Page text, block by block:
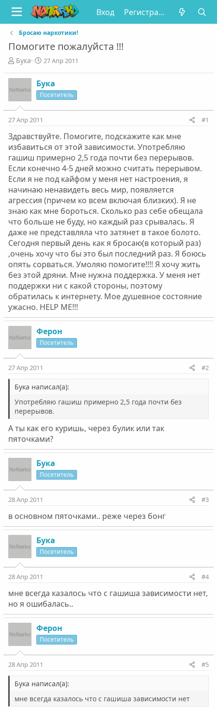
Вход Регистрация
Бросаю наркотики!
Помогите пожалуйста !!!
А
т
о
т
м
ы
Бука
Д
а
н
л
а
27 Апр 2011
Бука
Посетитель
27 Апр 2011 #1
Здравствуйте. Помогите, подскажите как мне
избавиться от этой зависимости. Употребляю
гашиш примерно 2,5 года почти без перерывов.
Если конечно 4-5 дней можно считать перерывом.
Если я не под кайфом у меня нет настроения, я
начинаю ненавидеть весь мир, появляется
агрессия (причем ко всем включая близких). Я не
знаю как мне бороться. Сколько раз себе обещала
что больше не буду, но каждый раз срывалась. Я
даже не представляла что затянет в такое болото.
Сегодня первый день как я бросаю(в который раз)
,очень хочу что бы это был последний раз. Я боюсь
опять сорваться. Умоляю помогите!!!! Я хочу жить
без этой дряни. Мне нужна поддержка. У меня нет
поддержки ни с какой стороны, поэтому
обратилась к интернету. Мое душевное состояние
ужасно. HELP ME!!!
Ферон
Посетитель
27 Апр 2011 #2
Бука написал(а):
Употребляю гашиш примерно 2,5 года почти без
перерывов.
А ты как его куришь, через булик или так
пяточками?
Бука
Посетитель
28 Апр 2011 #3
в основном пяточками.. реже через бонг
Бука
Посетитель
28 Апр 2011 #4
мне всегда казалось что с гашиша зависимости нет,
но я ошибалась..
Ферон
Посетитель
28 Апр 2011 #5
Бука написал(а):
мне всегда казалось что с гашиша зависимости нет